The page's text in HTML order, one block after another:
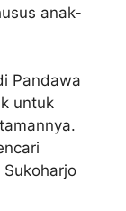
anak-
Pandawa
untuk